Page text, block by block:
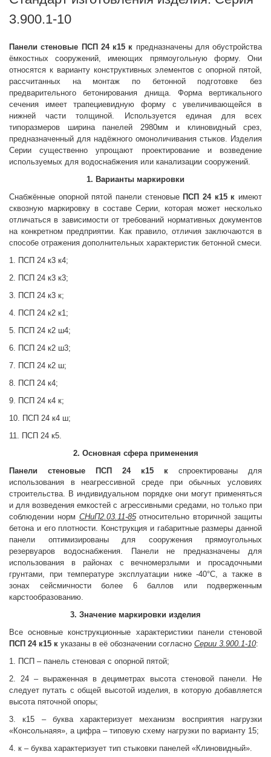
3.900.1-10
Панели стеновые ПСП 24 к15 к предназначены для обустройства
ёмкостных сооружений, имеющих прямоугольную форму. Они
относятся к варианту конструктивных элементов с опорной пятой,
рассчитанных на монтаж по бетонной подготовке без
предварительного бетонирования днища. Форма вертикального
сечения имеет трапециевидную форму с увеличивающейся в
нижней части толщиной. Используется единая для всех
типоразмеров ширина панелей 2980мм и клиновидный срез,
предназначенный для надёжного омоноличивания стыков. Изделия
Серии существенно упрощают проектирование и возведение
используемых для водоснабжения или канализации сооружений.
1. Варианты маркировки
Снабжённые опорной пятой панели стеновые ПСП 24 к15 к имеют
сквозную маркировку в составе Серии, которая может несколько
отличаться в зависимости от требований нормативных документов
на конкретном предприятии. Как правило, отличия заключаются в
способе отражения дополнительных характеристик бетонной смеси.
1. ПСП 24 к3 к4;
2. ПСП 24 к3 к3;
3. ПСП 24 к3 к;
4. ПСП 24 к2 к1;
5. ПСП 24 к2 ш4;
6. ПСП 24 к2 ш3;
7. ПСП 24 к2 ш;
8. ПСП 24 к4;
9. ПСП 24 к4 к;
10. ПСП 24 к4 ш;
11. ПСП 24 к5.
2. Основная сфера применения
Панели стеновые
ПСП 24 к15 к спроектированы для
использования в неагрессивной среде при обычных условиях
строительства. В индивидуальном порядке они могут применяться
и для возведения емкостей с агрессивными средами, но только при
соблюдении норм СНиП2.03.11-85относительно вторичной защиты
бетона и его плотности. Конструкция и габаритные размеры данной
панели оптимизированы для сооружения прямоугольных
резервуаров водоснабжения. Панели не предназначены для
использования в районах с вечномерзлыми и просадочными
грунтами, при температуре эксплуатации ниже -40°С, а также в
зонах сейсмичности более 6 баллов или подверженным
карстообразованию.
3. Значение маркировки изделия
Все основные конструкционные характеристики панели стеновой
ПСП 24 к15 к указаны в её обозначении согласно Серии 3.900.1-10:
1. ПСП – панель стеновая с опорной пятой;
2. 24 – выраженная в дециметрах высота стеновой панели. Не
следует путать с общей высотой изделия, в которую добавляется
высота пяточной опоры;
3. к15 – буква характеризует механизм восприятия нагрузки
«Консольнаяя», а цифра – типовую схему нагрузки по варианту 15;
4. к – буква характеризует тип стыковки панелей «Клиновидный».